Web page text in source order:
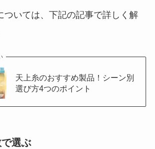
ついては、下記の記事で詳しく解
天上糸のおすすめ製品！シーン別
選び方4つのポイント
選ぶ